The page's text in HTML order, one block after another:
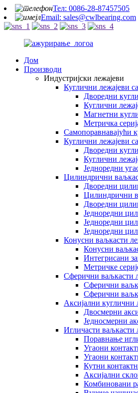
Тел: 0086-28-87457505
Email: sales@cwlbearing.com
Дом
Производи
Индустријски лежајеви
Куглични лежајеви
Дворедни
Куглични
Магнетни
Метричка
Самопоравнавајући
Куглични лежајеви
Дворедни
Куглични
Једноредни
Цилиндрични
Дворедни
Цилиндрични
Дворедни
Једноредни
Једноредни
Једноредни
Конусни ваљкасти
Конусни
Интегрисани
Метричке
Сферични ваљкасти
Сферични
Сферични
Аксијални куглични
Двосмерни
Једносмерни
Игличасти ваљкасти
Поравнање
Угаони
Угаони
Кутни
Аксијални
Комбиновани